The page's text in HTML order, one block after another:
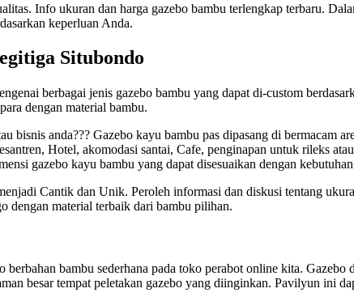
Info ukuran dan harga gazebo bambu terlengkap terbaru.
keperluan Anda.
Situbondo
berbagai jenis gazebo bambu yang dapat di-custom
dengan material bambu.
bisnis anda??? Gazebo kayu bambu pas dipasang di bermacam
Hotel, akomodasi santai, Cafe, penginapan untuk rileks
gazebo kayu bambu yang dapat disesuaikan dengan
Cantik dan Unik. Peroleh informasi dan diskusi tentang
dengan material terbaik dari bambu pilihan.
berbahan bambu sederhana pada toko perabot online kita.
besar tempat peletakan gazebo yang diinginkan. Pavilyun ini